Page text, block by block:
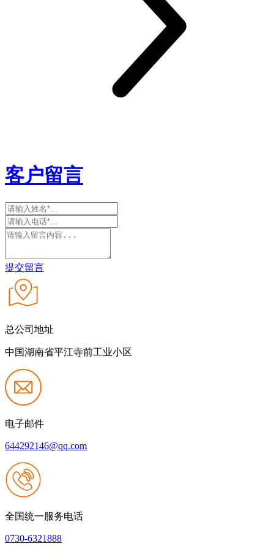
客户留言
提交留言
总公司地址
中国湖南省平江寺前工业小区
电子邮件
644292146@qq.com
全国统一服务电话
0730-6321888